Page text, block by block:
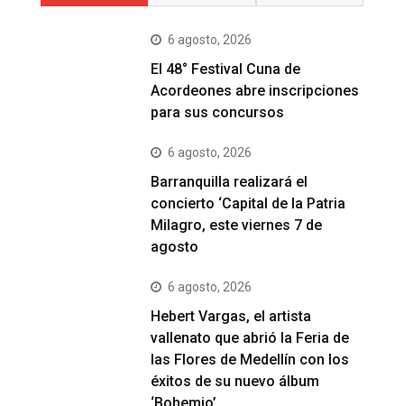
6 agosto, 2026
El 48° Festival Cuna de
Acordeones abre inscripciones
para sus concursos
6 agosto, 2026
Barranquilla realizará el
concierto ‘Capital de la Patria
Milagro, este viernes 7 de
agosto
6 agosto, 2026
Hebert Vargas, el artista
vallenato que abrió la Feria de
las Flores de Medellín con los
éxitos de su nuevo álbum
‘Bohemio’